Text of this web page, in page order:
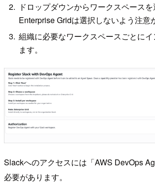
ドロップダウンからワークスペースを
Enterprise Gridは選択しないよう注意
組織に必要なワークスペースごとに
ます。
Slackへのアクセスには「AWS DevOps
必要があります。